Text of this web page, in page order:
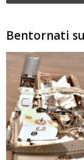
Bentornati